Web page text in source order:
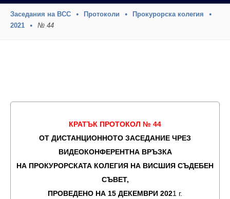
Заседания на ВСС Протоколи
Прокурорска колегия
2021
№ 44
КРАТЪК ПРОТОКОЛ № 44
ОТ ДИСТАНЦИОННОТО ЗАСЕДАНИЕ ЧРЕЗ
ВИДЕОКОНФЕРЕНТНА ВРЪЗКА
НА ПРОКУРОРСКАТА КОЛЕГИЯ НА ВИСШИЯ СЪДЕБЕН
СЪВЕТ,
ПРОВЕДЕНО НА 15 ДЕКЕМВРИ 2021 г.